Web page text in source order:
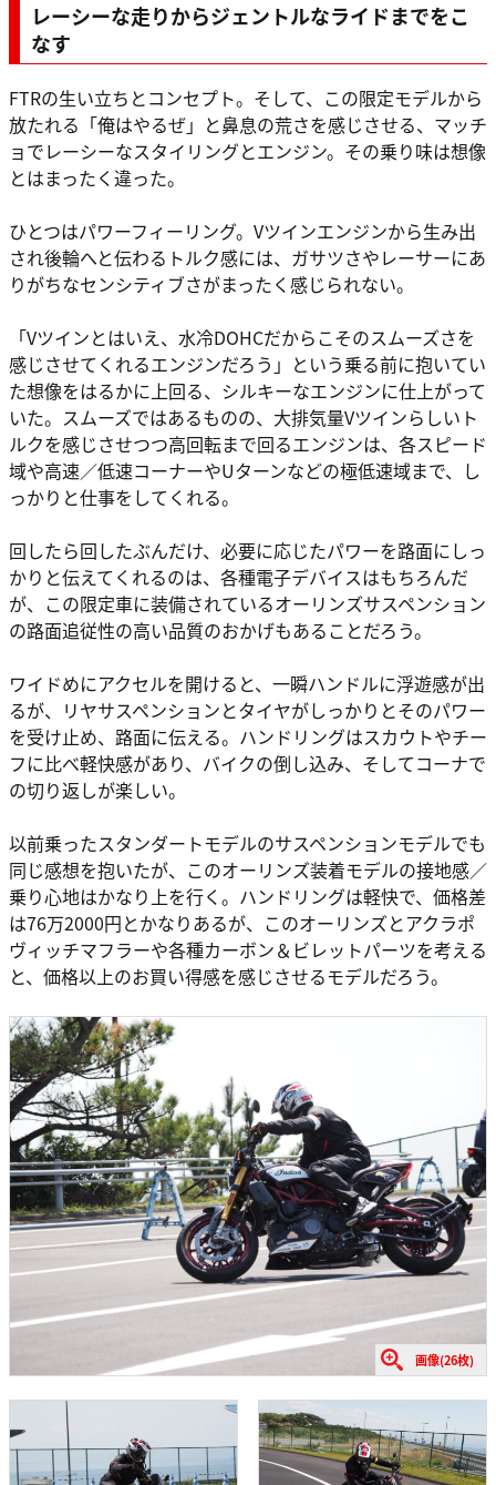
レーシーな走りからジェントルなライドまでをこ
なす
FTRの生い立ちとコンセプト。そして、この限定モデルから
放たれる「俺はやるぜ」と鼻息の荒さを感じさせる、マッチ
ョでレーシーなスタイリングとエンジン。その乗り味は想像
とはまったく違った。
ひとつはパワーフィーリング。Vツインエンジンから生み出
され後輪へと伝わるトルク感には、ガサツさやレーサーにあ
りがちなセンシティブさがまったく感じられない。
「Vツインとはいえ、水冷DOHCだからこそのスムーズさを
感じさせてくれるエンジンだろう」という乗る前に抱いてい
た想像をはるかに上回る、シルキーなエンジンに仕上がって
いた。スムーズではあるものの、大排気量Vツインらしいト
ルクを感じさせつつ高回転まで回るエンジンは、各スピード
域や高速／低速コーナーやUターンなどの極低速域まで、し
っかりと仕事をしてくれる。
回したら回したぶんだけ、必要に応じたパワーを路面にしっ
かりと伝えてくれるのは、各種電子デバイスはもちろんだ
が、この限定車に装備されているオーリンズサスペンション
の路面追従性の高い品質のおかげもあることだろう。
ワイドめにアクセルを開けると、一瞬ハンドルに浮遊感が出
るが、リヤサスペンションとタイヤがしっかりとそのパワー
を受け止め、路面に伝える。ハンドリングはスカウトやチー
フに比べ軽快感があり、バイクの倒し込み、そしてコーナで
の切り返しが楽しい。
以前乗ったスタンダートモデルのサスペンションモデルでも
同じ感想を抱いたが、このオーリンズ装着モデルの接地感／
乗り心地はかなり上を行く。ハンドリングは軽快で、価格差
は76万2000円とかなりあるが、このオーリンズとアクラポ
ヴィッチマフラーや各種カーボン＆ビレットパーツを考える
と、価格以上のお買い得感を感じさせるモデルだろう。
画像(26枚)